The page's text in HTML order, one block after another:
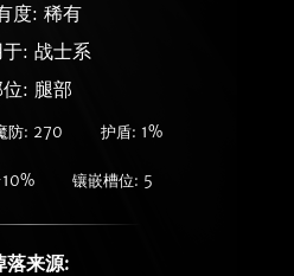
度: 稀有
: 战士系
: 腿部
防: 270 护盾: 1%
镶嵌槽位: 5
落来源: